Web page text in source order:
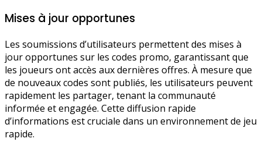
Mises à jour opportunes
Les soumissions d’utilisateurs permettent des mises à
jour opportunes sur les codes promo, garantissant que
les joueurs ont accès aux dernières offres. À mesure que
de nouveaux codes sont publiés, les utilisateurs peuvent
rapidement les partager, tenant la communauté
informée et engagée. Cette diffusion rapide
d’informations est cruciale dans un environnement de jeu
rapide.